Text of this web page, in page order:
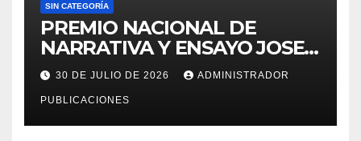
SIN CATEGORÍA
PREMIO NACIONAL DE
NARRATIVA Y ENSAYO JOSE
MARIA ARGUEDAS
30 DE JULIO DE 2026 ADMINISTRADOR
PUBLICACIONES